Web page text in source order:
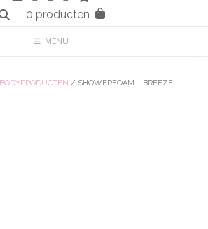
0 producten
MENU
BODYPRODUCTEN / SHOWERFOAM – BREEZE